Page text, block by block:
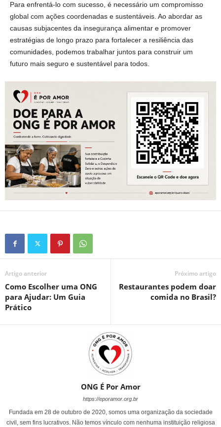
Para enfrentá-lo com sucesso, é necessário um compromisso
global com ações coordenadas e sustentáveis. Ao abordar as
causas subjacentes da insegurança alimentar e promover
estratégias de longo prazo para fortalecer a resiliência das
comunidades, podemos trabalhar juntos para construir um
futuro mais seguro e sustentável para todos.
Artigo anterior
Como Escolher uma ONG
para Ajudar: Um Guia
Prático
Próximo artigo
Restaurantes podem doar
comida no Brasil?
ONG É Por Amor
https://eporamor.org.br
Fundada em 28 de outubro de 2020, somos uma organização da sociedade
civil, sem fins lucrativos. Não temos vínculo com nenhuma instituição religiosa